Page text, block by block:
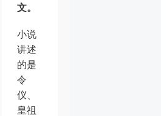
文。
小说
讲述
的是
令
仪、
皇祖